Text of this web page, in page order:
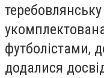
футболістами,
додалися